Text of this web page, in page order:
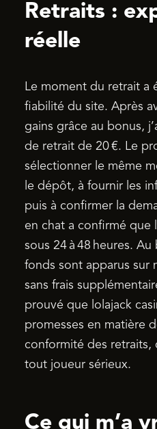
Retraits :
réelle
Le moment du retrait a
fiabilité du site. Après
gains grâce au bonus,
de retrait de 20 €. Le
sélectionner le même
le dépôt, à fournir les
puis à confirmer la
en chat a confirmé que
sous 24 à 48 heures.
fonds sont apparus sur
sans frais
prouvé que lolajack
promesses en matière
conformité des retraits,
tout joueur sérieux.
Ce qui m’a